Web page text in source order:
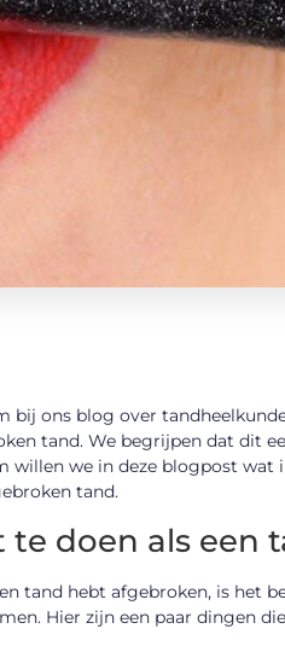
bij ons blog over
tand. We begrijpen dat dit
willen we in deze blogpost wat
tand.
te doen als een
tand hebt afgebroken, is het
Hier zijn een paar dingen